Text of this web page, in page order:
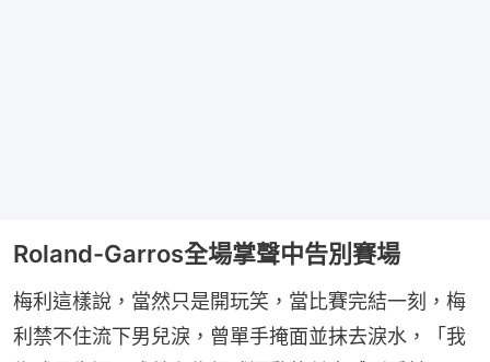
Roland-Garros全場掌聲中告別賽場
梅利這樣說，當然只是開玩笑，當比賽完結一刻，梅
利禁不住流下男兒淚，曾單手掩面並抹去淚水，「我